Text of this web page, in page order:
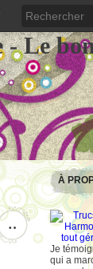
Le
…
À
Je
qui a